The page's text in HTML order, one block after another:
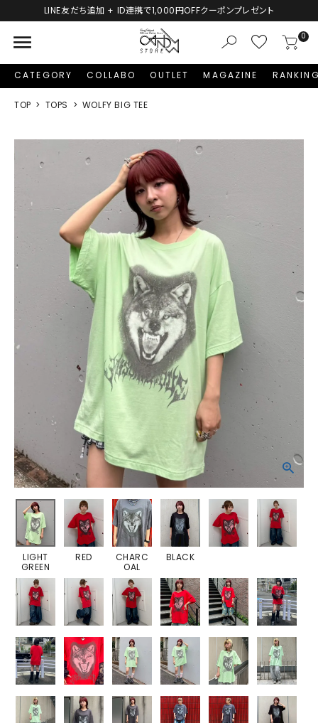
LINE友だち追加 + ID連携で1,000円OFFクーポンプレゼント
menu 0
CATEGORY COLLABO OUTLET MAGAZINE
TOP TOPS WOLFY BIG TEE
LIGHT
GREEN
RED
CHARC
OAL
BLACK